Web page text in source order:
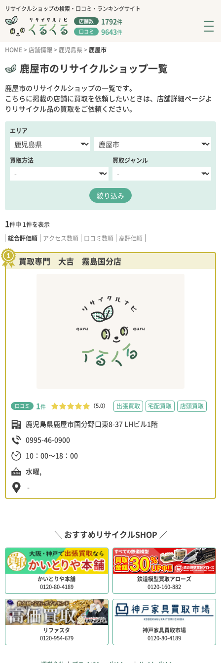
リサイクルショップの検索・口コミ・ランキングサイト
店舗数 1792件
口コミ 9643件
HOME>店舗情報 >鹿児島県>鹿屋市
鹿屋市のリサイクルショップ一覧
鹿屋市のリサイクルショップの一覧です。
こちらに掲載の店舗に買取を依頼したいときは、店舗詳細ページよ
りリサイクル品の買取をご依頼ください。
エリア
買取方法 買取ジャンル
絞り込み
1件中 1件を表示
総合評価順
アクセス数順 口コミ数順 高評価順
買取専門 大吉 霧島国分店
口コミ 1件 （5.0） 出張買取 宅配買取 店頭買取
鹿児島県鹿屋市国分野口東8-37 LHビル1階
0995-46-0900
10：00～18：00
水曜,
-
＼ おすすめリサイクルSHOP ／
かいとりや本舗
0120-80-4189
鉄道模型買取アローズ
0120-160-882
リファスタ
0120-954-679
神戸家具買取市場
0120-80-4189